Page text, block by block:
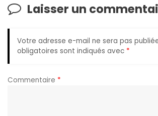
Laisser un
Votre adresse e-mail ne sera pas
obligatoires sont indiqués avec *
Commentaire *